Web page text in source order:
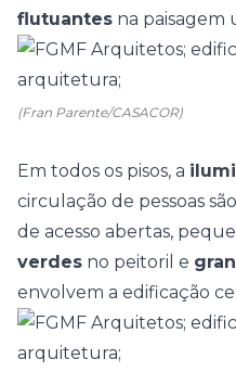
flutuantes na paisagem
(Fran Parente/CASACOR)
Em todos os pisos, a
circulação de pessoas
de acesso abertas,
verdes no peitoril e
envolvem a edificação